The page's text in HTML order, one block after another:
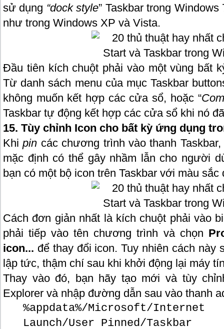
sử dụng “dock style” Taskbar trong
như trong Windows XP và Vista.
Đầu tiên kích chuột phải vào một vùng bất
Từ danh sách menu của mục Taskbar
không muốn kết hợp các cửa sổ, hoặc “
Taskbar tự động kết hợp các cửa sổ khi nó
15. Tùy chỉnh Icon cho bất kỳ ứng dụng
Khipin các chương trình vào thanh
mặc định có thể gây nhầm lẫn cho người
bạn có một bộ icon trên Taskbar với màu sắc
Cách đơn giản nhất là kích chuột phải vào
phải tiếp vào tên chương trình và chọn
icon... để thay đổi icon. Tuy nhiên cách này
lập tức, thậm chí sau khi khởi động lại máy
Thay vào đó, bạn hãy tạo mới và tùy
Explorer và nhập đường dẫn sau vào thanh
%appdata%/Microsoft/
Launch/User Pinned/Taskbar